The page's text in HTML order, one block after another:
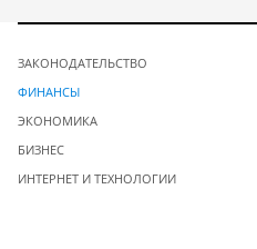
ЗАКОНОДАТЕЛЬСТВО
ФИНАНСЫ
ЭКОНОМИКА
БИЗНЕС
ИНТЕРНЕТ И ТЕХНОЛОГИИ